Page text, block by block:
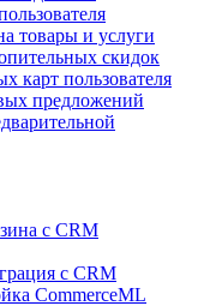
товары и услуги
скидок
карт пользователя
предложений
с CRM
с CRM
CommerceML